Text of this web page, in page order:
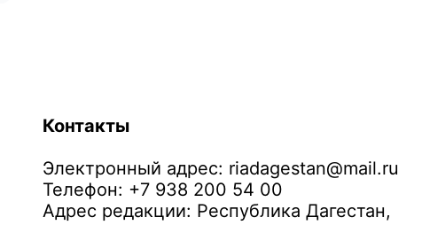
Контакты
Электронный адрес: riadagestan@mail.ru
Телефон: +7 938 200 54 00
Адрес редакции: Республика Дагестан,